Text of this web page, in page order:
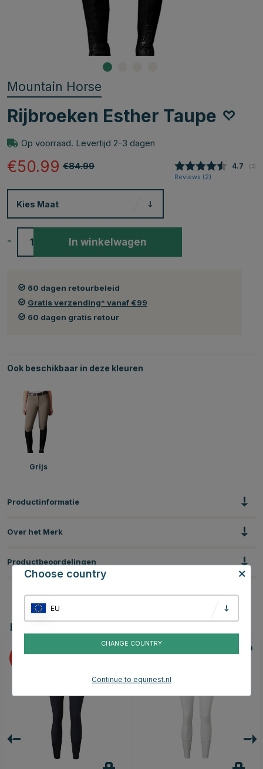
Mountain Horse
Rijbroeken Esther Taupe
Op voorraad. Levertijd 2-3 dagen
€84.99
€50.99 4.7 (3)
Reviews (2)
Kies Maat
- In winkelwagen
60 dagen retourbeleid
Gratis verzending* vanaf €99
60 dagen gratis retour
Ook beschikbaar in deze kleuren
Grijs
Productinformatie
Over het Merk
Productbeoordelingen
Dit vind je misschien ook leuk
25 25
Choose country
EU
CHANGE COUNTRY
Continue to equinest.nl